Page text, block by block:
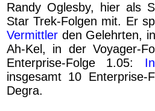
Randy Oglesby, hier als
Star Trek-Folgen mit. Er
Vermittler den Gelehrten,
Ah-Kel, in der Voyager-
Enterprise-Folge 1.05:
insgesamt 10
Degra.